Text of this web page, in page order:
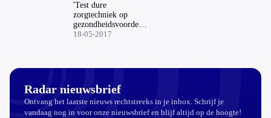
'Test dure
zorgtechniek op
gezondheidsvoordelen
voor toevoeging aan
18-05-2017
Radar nieuwsbrief
Ontvang het laatste nieuws rechtstreeks in je inbox. Schrijf je
vandaag nog in voor onze nieuwsbrief en blijf altijd op de hoogte!